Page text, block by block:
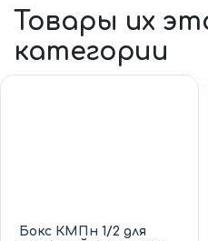
Товары их
категории
Бокс КМПн 1/2 для